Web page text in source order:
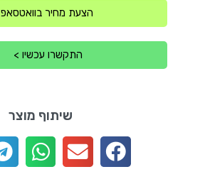
הצעת מחיר בוואטסאפ
התקשרו עכשיו >
שיתוף מוצר